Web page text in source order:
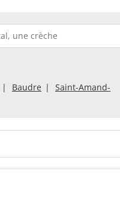
Baudre
Saint-Amand-